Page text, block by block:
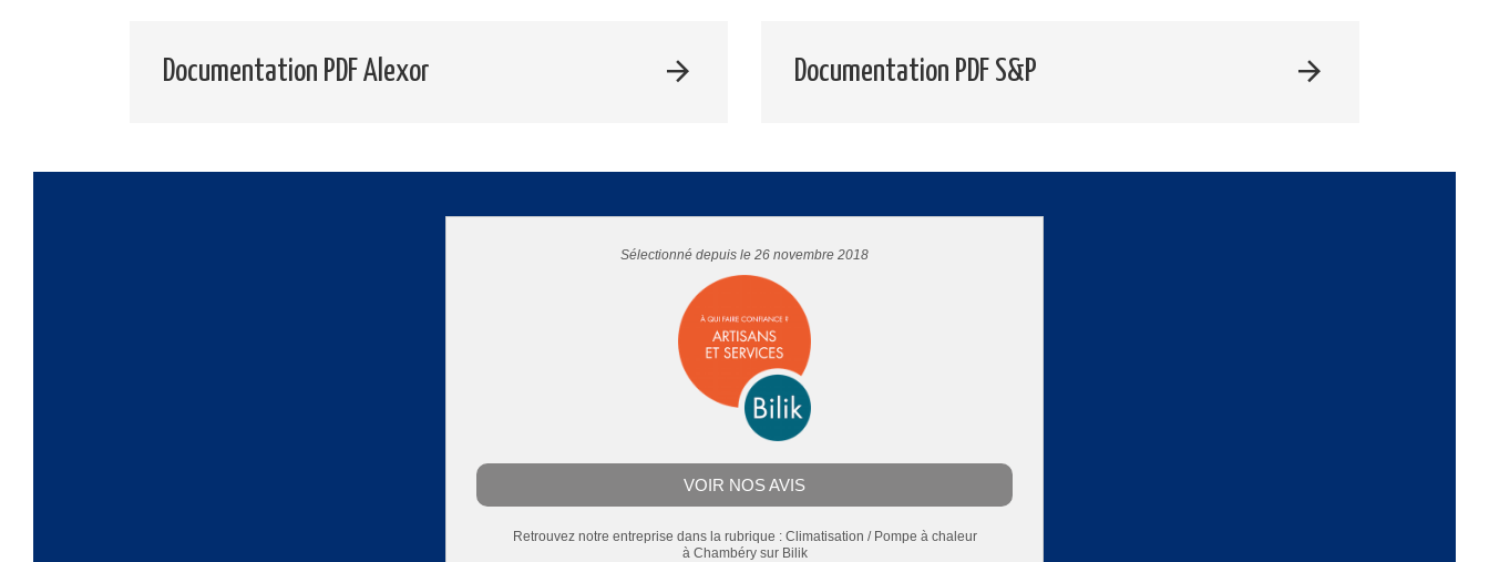
Documentation PDF Alexor Documentation PDF S&P
Sélectionné depuis le 26 novembre 2018
VOIR NOS AVIS
Retrouvez notre entreprise dans la rubrique : Climatisation / Pompe à chaleur
à Chambérysur Bilik